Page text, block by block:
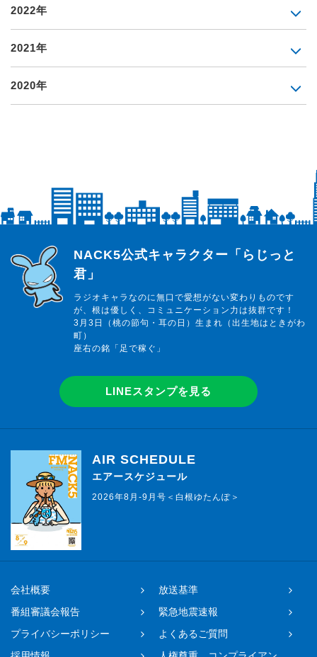
2022年
2021年
2020年
らじっと君
NACK5公式キャラクター「らじっと
君」
ラジオキャラなのに無口で愛想がない変わりものです
が、根は優しく、コミュニケーション力は抜群です！
3月3日（桃の節句・耳の日）生まれ（出生地はときがわ
町）
座右の銘「足で稼ぐ」
LINEスタンプを見る
AIR SCHEDULE
エアースケジュール
2026年8月-9月号＜白根ゆたんぽ＞
会社概要
放送基準
番組審議会報告
緊急地震速報
プライバシーポリシー
よくあるご質問